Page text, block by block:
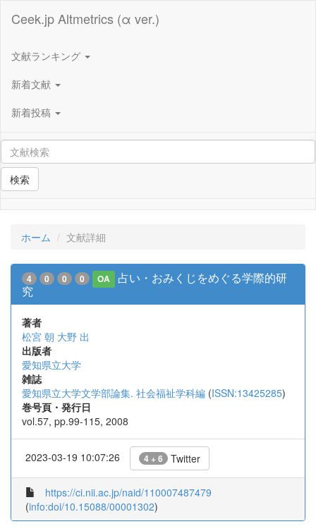
Ceek.jp Altmetrics (α ver.)
文献ランキング
新着文献
新着投稿
検索
ホーム 文献詳細
4 0 0 0 OA
占い・おみくじをめぐる学際的研
究
著者
松宮 朝 大野 出
出版者
愛知県立大学
雑誌
愛知県立大学文学部論集. 社会福祉学科編 (ISSN:13425285)
巻号頁・発行日
vol.57, pp.99-115, 2008
2023-03-19 10:07:26 4 + 6 Twitter
https://ci.nii.ac.jp/naid/110007487479
(info:doi/10.15088/00001302)